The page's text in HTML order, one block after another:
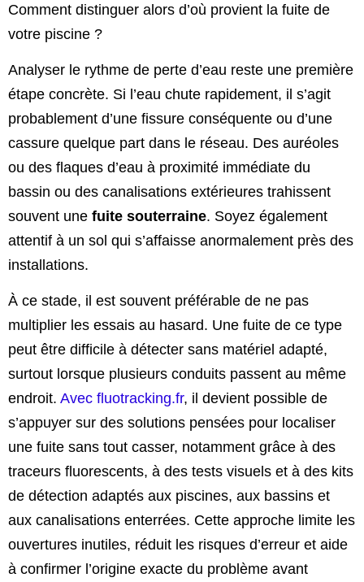
Comment distinguer alors d’où provient la fuite de
votre piscine ?
Analyser le rythme de perte d’eau reste une première
étape concrète. Si l’eau chute rapidement, il s’agit
probablement d’une fissure conséquente ou d’une
cassure quelque part dans le réseau. Des auréoles
ou des flaques d’eau à proximité immédiate du
bassin ou des canalisations extérieures trahissent
souvent une fuite souterraine. Soyez également
attentif à un sol qui s’affaisse anormalement près des
installations.
À ce stade, il est souvent préférable de ne pas
multiplier les essais au hasard. Une fuite de ce type
peut être difficile à détecter sans matériel adapté,
surtout lorsque plusieurs conduits passent au même
endroit. Avec fluotracking.fr, il devient possible de
s’appuyer sur des solutions pensées pour localiser
une fuite sans tout casser, notamment grâce à des
traceurs fluorescents, à des tests visuels et à des kits
de détection adaptés aux piscines, aux bassins et
aux canalisations enterrées. Cette approche limite les
ouvertures inutiles, réduit les risques d’erreur et aide
à confirmer l’origine exacte du problème avant